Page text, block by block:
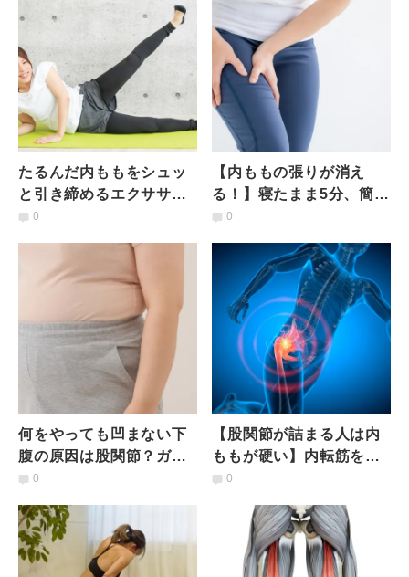
たるんだ内ももをシュッ
と引き締めるエクササイ
ズ【ポイントはたった1
0
【内ももの張りが消え
る！】寝たまま5分、簡単
すぎる「カエル足ストレ
0
何をやっても凹まない下
腹の原因は股関節？ガチ
ガチの深層筋をほぐす股
0
【股関節が詰まる人は内
ももが硬い】内転筋をほ
ぐし動きがスムーズにな
0